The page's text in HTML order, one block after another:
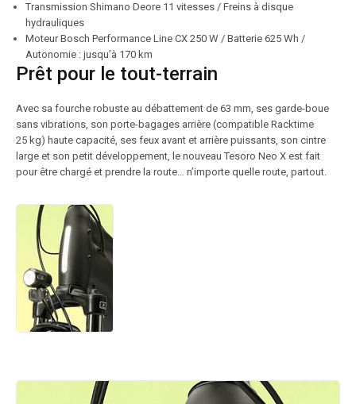
Transmission Shimano Deore 11 vitesses / Freins à disque
hydrauliques
Moteur Bosch Performance Line CX 250 W / Batterie 625 Wh /
Autonomie : jusqu’à 170 km
Prêt pour le tout-terrain
Avec sa fourche robuste au débattement de 63 mm, ses garde-boue
sans vibrations, son porte-bagages arrière (compatible Racktime
25 kg) haute capacité, ses feux avant et arrière puissants, son cintre
large et son petit développement, le nouveau Tesoro Neo X est fait
pour être chargé et prendre la route… n’importe quelle route, partout.